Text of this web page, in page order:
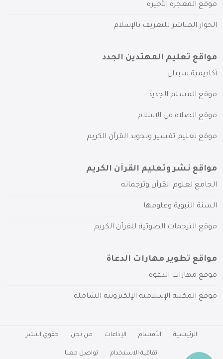
موقع المعجزة الأخيرة
الحوار المباشر للتعريف بالإسلام
مواقع تعليم المهتدين الجدد
أكاديمية سبيلي
موقع المسلم الجديد
موقع الصلاة في الإسلام
موقع تعليم تفسير وتجويد القرآن الكريم
مواقع نشر وتعليم القرآن الكريم
الجامع لعلوم القرآن وترجماته
السنة النبوية وعلومها
موقع الترجمات الصوتية للقرآن الكريم
مواقع تطوير مهارات الدعاة
موقع مهارات الدعوة
موقع المكتبة الإسلامية الإلكترونية الشاملة
الرئيسية الأقسام الإذاعات من نحن حقوق النشر
اتفاقية الاستخدام تواصل معنا